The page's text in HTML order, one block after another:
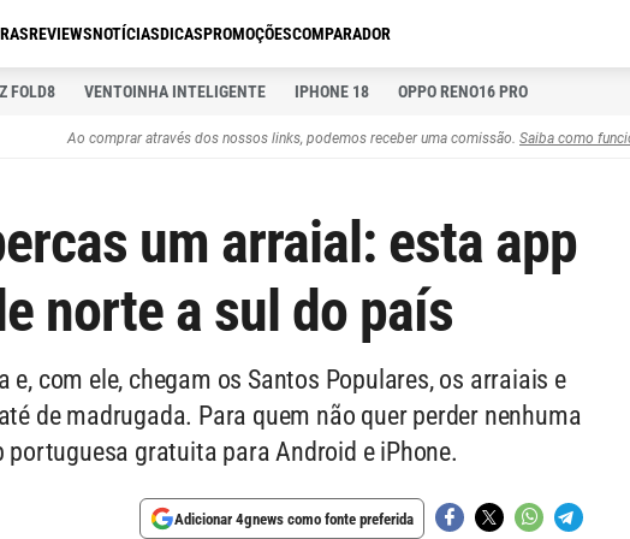
REVIEWSNOTÍCIASDICASPROMOÇÕESCOMPARADOR
FOLD8 VENTOINHA INTELIGENTE IPHONE 18 OPPO RENO16 PRO
Ao comprar através dos nossos links, podemos receber uma comissão. Saiba como
um arraial: esta app
norte a sul do país
com ele, chegam os Santos Populares, os arraiais e
de madrugada. Para quem não quer perder nenhuma
portuguesa gratuita para Android e iPhone.
Adicionar 4gnews como fonte preferida